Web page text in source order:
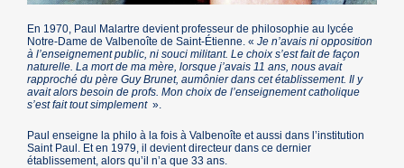
En 1970, Paul Malartre devient professeur de philosophie au lycée
Notre-Dame de Valbenoîte de Saint-Étienne. «Je n’avais ni opposition
à l’enseignement public, ni souci militant. Le choix s’est fait de façon
naturelle. La mort de ma mère, lorsque j’avais 11 ans, nous avait
rapproché du père Guy Brunet, aumônier dans cet établissement. Il y
avait alors besoin de profs. Mon choix de l’enseignement catholique
s’est fait tout simplement ».
Paul enseigne la philo à la fois à Valbenoîte et aussi dans l’institution
Saint Paul. Et en 1979, il devient directeur dans ce dernier
établissement, alors qu’il n’a que 33 ans.